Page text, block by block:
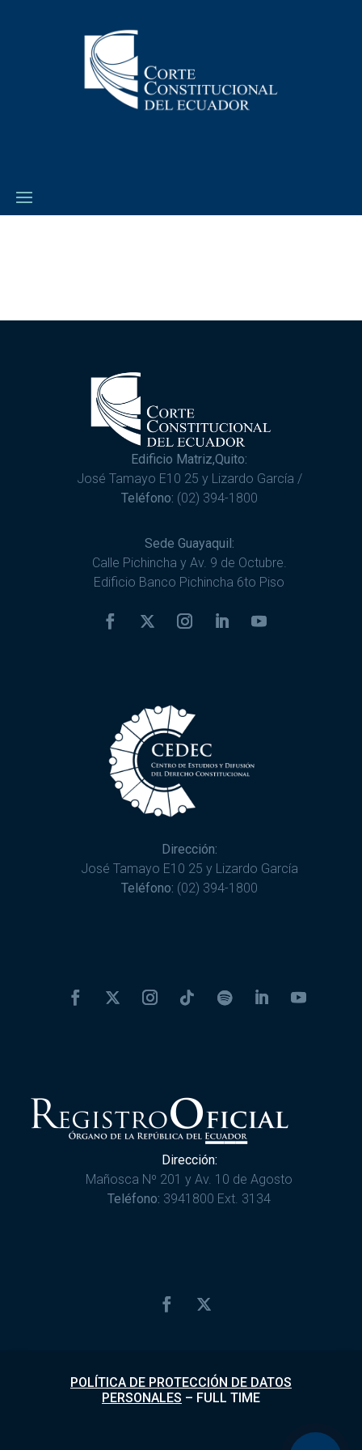
Edificio Matriz,Quito:
José Tamayo E10 25 y Lizardo García /
Teléfono: (02) 394-1800
Sede Guayaquil:
Calle Pichincha y Av. 9 de Octubre.
Edificio Banco Pichincha 6to Piso
Dirección:
José Tamayo E10 25 y Lizardo García
Teléfono: (02) 394-1800
Dirección:
Mañosca Nº 201 y Av. 10 de Agosto
Teléfono: 3941800 Ext. 3134
POLÍTICA DE PROTECCIÓN DE DATOS
PERSONALES – FULL TIME